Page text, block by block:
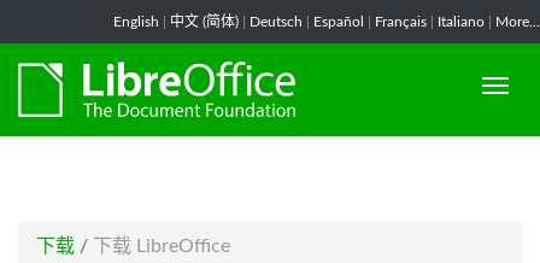
English 中文 (简体) Deutsch Español Français Italiano More...
下载 / 下载 LibreOffice